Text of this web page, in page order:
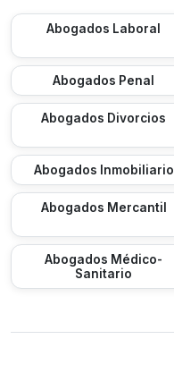
Abogados Laboral
Abogados Penal
Abogados Divorcios
Abogados Inmobiliario
Abogados Mercantil
Abogados Médico-
Sanitario